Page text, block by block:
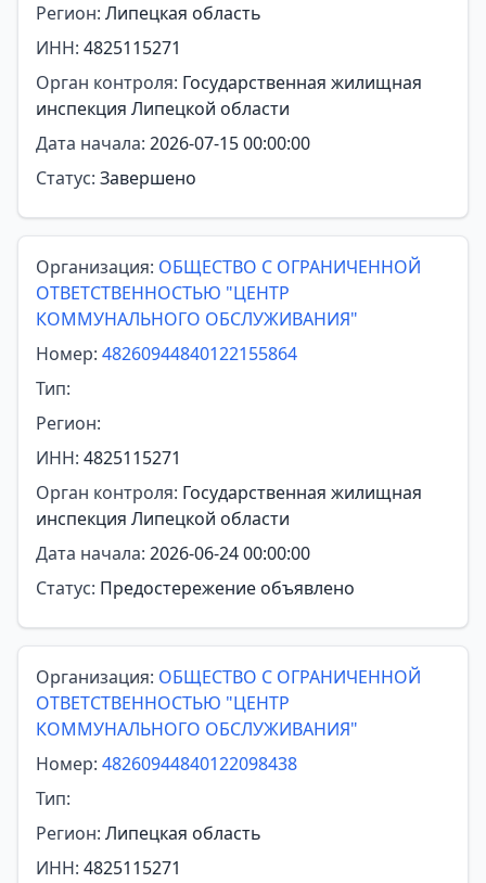
Регион: Липецкая область
ИНН: 4825115271
Орган контроля: Государственная жилищная
инспекция Липецкой области
Дата начала: 2026-07-15 00:00:00
Статус: Завершено
Организация: ОБЩЕСТВО С ОГРАНИЧЕННОЙ
ОТВЕТСТВЕННОСТЬЮ "ЦЕНТР
КОММУНАЛЬНОГО ОБСЛУЖИВАНИЯ"
Номер: 48260944840122155864
Тип:
Регион:
ИНН: 4825115271
Орган контроля: Государственная жилищная
инспекция Липецкой области
Дата начала: 2026-06-24 00:00:00
Статус: Предостережение объявлено
Организация: ОБЩЕСТВО С ОГРАНИЧЕННОЙ
ОТВЕТСТВЕННОСТЬЮ "ЦЕНТР
КОММУНАЛЬНОГО ОБСЛУЖИВАНИЯ"
Номер: 48260944840122098438
Тип:
Регион: Липецкая область
ИНН: 4825115271